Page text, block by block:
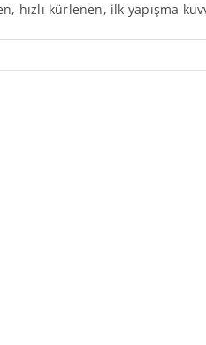
kürlenen, ilk yapışma